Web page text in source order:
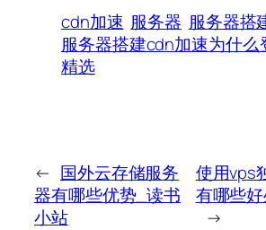
cdn加速 服务器 服务器搭
服务器搭建cdn加速为什么
精选
← 国外云存储服务
器有哪些优势_读书
小站
使用vps
有哪些
→